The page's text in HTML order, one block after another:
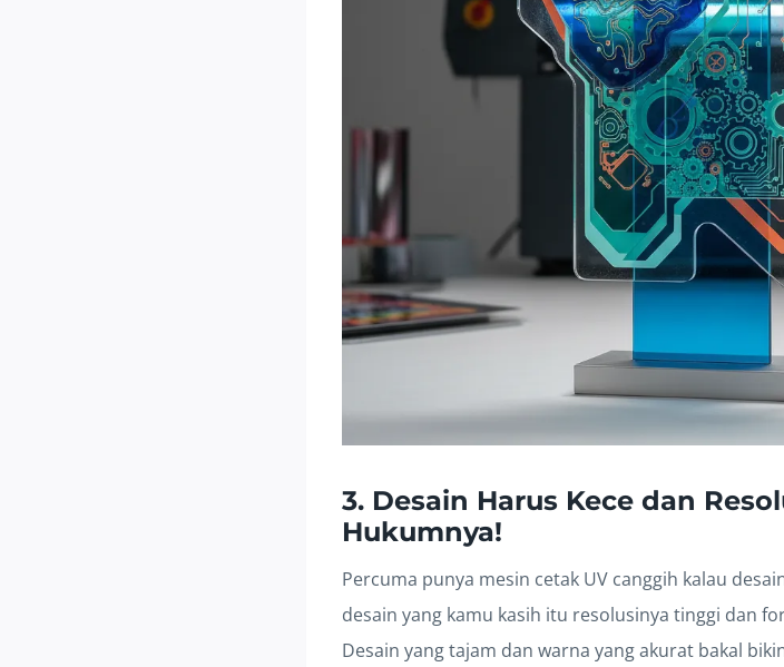
3. Desain Harus Kece dan
Hukumnya!
Percuma punya mesin cetak UV canggih kalau
desain yang kamu kasih itu resolusinya tinggi dan
Desain yang tajam dan warna yang akurat bakal